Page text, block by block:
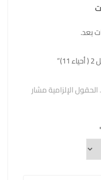
بعد.
الحقول الإلزامية مشار